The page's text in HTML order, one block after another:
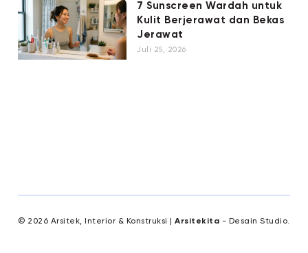
7 Sunscreen Wardah untuk
Kulit Berjerawat dan Bekas
Jerawat
Juli 25, 2026
© 2026 Arsitek, Interior & Konstruksi |Arsitekita - Desain Studio.